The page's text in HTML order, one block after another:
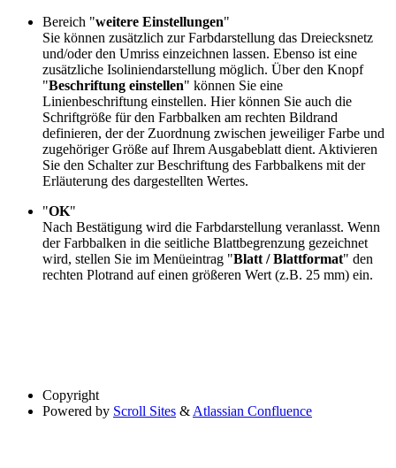
Bereich "weitere Einstellungen"
Sie können zusätzlich zur Farbdarstellung das Dreiecksnetz
und/oder den Umriss einzeichnen lassen. Ebenso ist eine
zusätzliche Isoliniendarstellung möglich. Über den Knopf
"Beschriftung einstellen" können Sie eine
Linienbeschriftung einstellen. Hier können Sie auch die
Schriftgröße für den Farbbalken am rechten Bildrand
definieren, der der Zuordnung zwischen jeweiliger Farbe und
zugehöriger Größe auf Ihrem Ausgabeblatt dient. Aktivieren
Sie den Schalter zur Beschriftung des Farbbalkens mit der
Erläuterung des dargestellten Wertes.
"OK"
Nach Bestätigung wird die Farbdarstellung veranlasst. Wenn
der Farbbalken in die seitliche Blattbegrenzung gezeichnet
wird, stellen Sie im Menüeintrag "Blatt / Blattformat" den
rechten Plotrand auf einen größeren Wert (z.B. 25 mm) ein.
Copyright
Powered by Scroll Sites & Atlassian Confluence